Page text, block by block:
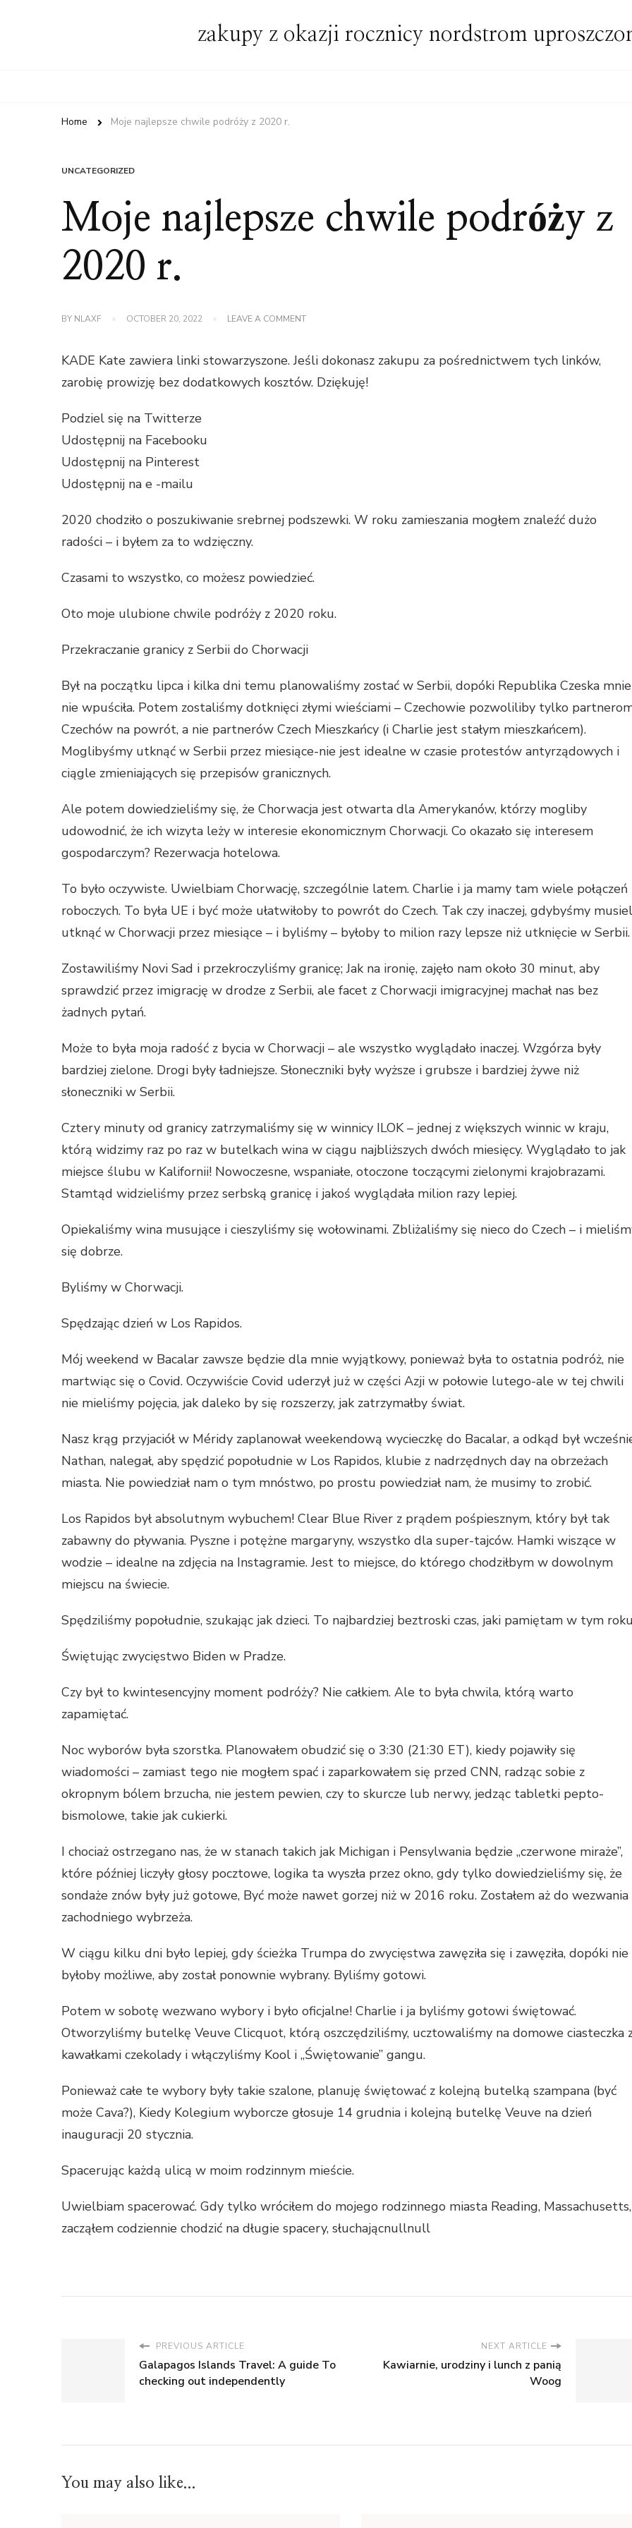
zakupy z okazji rocznicy nordstrom
Home Moje najlepsze chwile podróży z 2020 r.
UNCATEGORIZED
Moje najlepsze chwile podróży z
2020 r.
BY NLAXF OCTOBER 20, 2022 LEAVE A COMMENTON
CHWILE
PODRÓŻY
Z
2020
KADE Kate zawiera linki stowarzyszone. Jeśli dokonasz zakupu za pośrednictwem tych linków,
zarobię prowizję bez dodatkowych kosztów. Dziękuję!
Podziel się na Twitterze
Udostępnij na Facebooku
Udostępnij na Pinterest
Udostępnij na e -mailu
2020 chodziło o poszukiwanie srebrnej podszewki. W roku zamieszania mogłem znaleźć dużo
radości – i byłem za to wdzięczny.
Czasami to wszystko, co możesz powiedzieć.
Oto moje ulubione chwile podróży z 2020 roku.
Przekraczanie granicy z Serbii do Chorwacji
Był na początku lipca i kilka dni temu planowaliśmy zostać w Serbii, dopóki Republika Czeska mnie
nie wpuściła. Potem zostaliśmy dotknięci złymi wieściami – Czechowie pozwoliliby tylko
Czechów na powrót, a nie partnerów Czech Mieszkańcy (i Charlie jest stałym mieszkańcem).
Moglibyśmy utknąć w Serbii przez miesiące-nie jest idealne w czasie protestów antyrządowych i
ciągle zmieniających się przepisów granicznych.
Ale potem dowiedzieliśmy się, że Chorwacja jest otwarta dla Amerykanów, którzy mogliby
udowodnić, że ich wizyta leży w interesie ekonomicznym Chorwacji. Co okazało się interesem
gospodarczym? Rezerwacja hotelowa.
To było oczywiste. Uwielbiam Chorwację, szczególnie latem. Charlie i ja mamy tam wiele połączeń
roboczych. To była UE i być może ułatwiłoby to powrót do Czech. Tak czy inaczej, gdybyśmy
utknąć w Chorwacji przez miesiące – i byliśmy – byłoby to milion razy lepsze niż utknięcie w Serbii.
Zostawiliśmy Novi Sad i przekroczyliśmy granicę; Jak na ironię, zajęło nam około 30 minut, aby
sprawdzić przez imigrację w drodze z Serbii, ale facet z Chorwacji imigracyjnej machał nas bez
żadnych pytań.
Może to była moja radość z bycia w Chorwacji – ale wszystko wyglądało inaczej. Wzgórza były
bardziej zielone. Drogi były ładniejsze. Słoneczniki były wyższe i grubsze i bardziej żywe niż
słoneczniki w Serbii.
Cztery minuty od granicy zatrzymaliśmy się w winnicy ILOK – jednej z większych winnic w kraju,
którą widzimy raz po raz w butelkach wina w ciągu najbliższych dwóch miesięcy. Wyglądało to jak
miejsce ślubu w Kalifornii! Nowoczesne, wspaniałe, otoczone toczącymi zielonymi krajobrazami.
Stamtąd widzieliśmy przez serbską granicę i jakoś wyglądała milion razy lepiej.
Opiekaliśmy wina musujące i cieszyliśmy się wołowinami. Zbliżaliśmy się nieco do Czech – i
się dobrze.
Byliśmy w Chorwacji.
Spędzając dzień w Los Rapidos.
Mój weekend w Bacalar zawsze będzie dla mnie wyjątkowy, ponieważ była to ostatnia podróż, nie
martwiąc się o Covid. Oczywiście Covid uderzył już w części Azji w połowie lutego-ale w tej chwili
nie mieliśmy pojęcia, jak daleko by się rozszerzy, jak zatrzymałby świat.
Nasz krąg przyjaciół w Méridy zaplanował weekendową wycieczkę do Bacalar, a odkąd był
Nathan, nalegał, aby spędzić popołudnie w Los Rapidos, klubie z nadrzędnych day na obrzeżach
miasta. Nie powiedział nam o tym mnóstwo, po prostu powiedział nam, że musimy to zrobić.
Los Rapidos był absolutnym wybuchem! Clear Blue River z prądem pośpiesznym, który był tak
zabawny do pływania. Pyszne i potężne margaryny, wszystko dla super-tajców. Hamki wiszące w
wodzie – idealne na zdjęcia na Instagramie. Jest to miejsce, do którego chodziłbym w dowolnym
miejscu na świecie.
Spędziliśmy popołudnie, szukając jak dzieci. To najbardziej beztroski czas, jaki pamiętam w tym
Świętując zwycięstwo Biden w Pradze.
Czy był to kwintesencyjny moment podróży? Nie całkiem. Ale to była chwila, którą warto
zapamiętać.
Noc wyborów była szorstka. Planowałem obudzić się o 3:30 (21:30 ET), kiedy pojawiły się
wiadomości – zamiast tego nie mogłem spać i zaparkowałem się przed CNN, radząc sobie z
okropnym bólem brzucha, nie jestem pewien, czy to skurcze lub nerwy, jedząc tabletki pepto-
bismolowe, takie jak cukierki.
I chociaż ostrzegano nas, że w stanach takich jak Michigan i Pensylwania będzie „czerwone miraże”,
które później liczyły głosy pocztowe, logika ta wyszła przez okno, gdy tylko dowiedzieliśmy się, że
sondaże znów były już gotowe, Być może nawet gorzej niż w 2016 roku. Zostałem aż do wezwania
zachodniego wybrzeża.
W ciągu kilku dni było lepiej, gdy ścieżka Trumpa do zwycięstwa zawęziła się i zawęziła, dopóki nie
byłoby możliwe, aby został ponownie wybrany. Byliśmy gotowi.
Potem w sobotę wezwano wybory i było oficjalne! Charlie i ja byliśmy gotowi świętować.
Otworzyliśmy butelkę Veuve Clicquot, którą oszczędziliśmy, ucztowaliśmy na domowe ciasteczka
kawałkami czekolady i włączyliśmy Kool i „Świętowanie” gangu.
Ponieważ całe te wybory były takie szalone, planuję świętować z kolejną butelką szampana (być
może Cava?), Kiedy Kolegium wyborcze głosuje 14 grudnia i kolejną butelkę Veuve na dzień
inauguracji 20 stycznia.
Spacerując każdą ulicą w moim rodzinnym mieście.
Uwielbiam spacerować. Gdy tylko wróciłem do mojego rodzinnego miasta Reading, Massachusetts,
zacząłem codziennie chodzić na długie spacery, słuchającnullnull
PREVIOUS ARTICLE
Galapagos Islands Travel: A guide To
checking out independently
NEXT ARTICLE
Kawiarnie, urodziny i lunch z panią
Woog
You may also like...